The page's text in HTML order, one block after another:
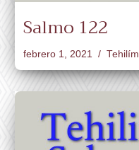
Salmo 122
febrero 1, 2021 Tehilím